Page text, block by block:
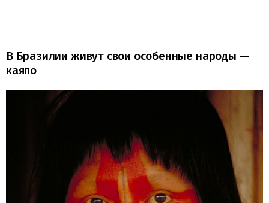
В Бразилии живут свои особенные народы —
каяпо